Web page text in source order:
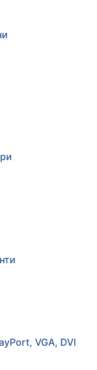
VGA, DVI